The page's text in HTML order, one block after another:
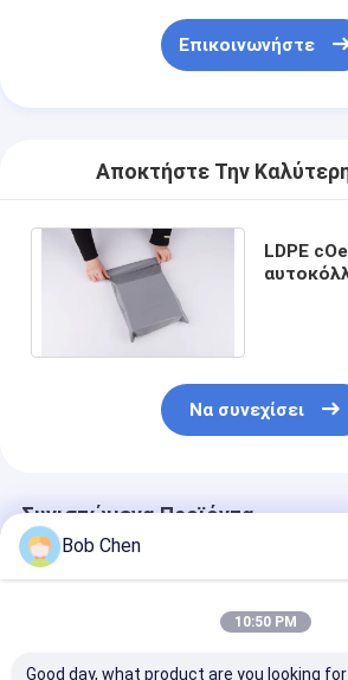
Επικοινωνήστε
Αποκτήστε Την Καλύτερη
LDPE
Να συνεχίσει
Συνιστώμενα Προϊόντα
Bob Chen
10:50 PM
Good day, what product are you looking